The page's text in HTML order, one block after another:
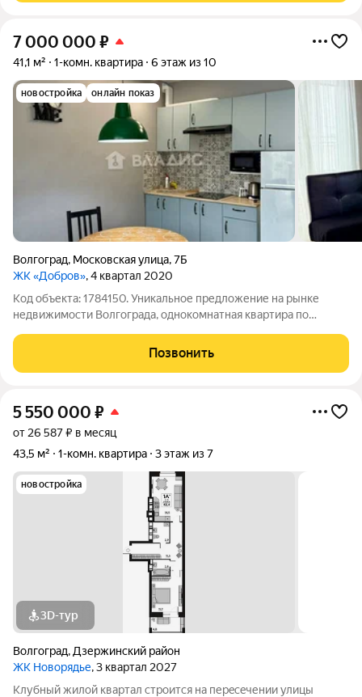
7 000 000 ₽
41,1 м² 1-комн. квартира 6 этаж из 10
новостройка онлайн показ
Волгоград, Московская улица,7Б
ЖК «Добров», 4 квартал 2020
Код объекта: 1784150. Уникальное предложение на рынке
недвижимости Волгограда, однокомнатная квартира по
характеристики: Год постройки: 2020. Материал постройки:
кирпичный. Общая площадь: 41,1
Позвонить
5 550 000 ₽
от 26 587 ₽ в месяц
43,5 м²
1-комн. квартира 3 этаж из 7
новостройка
3D-тур
Волгоград, Дзержинский район
ЖК Новорядье, 3 квартал 2027
Kлубный жилoй кваpтaл строится на перeсeчении улицы